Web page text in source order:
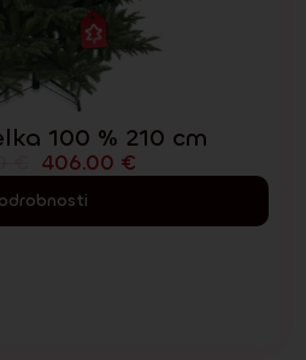
100 % 210 cm
406.00 €